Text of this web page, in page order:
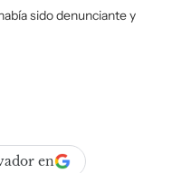
sido denunciante y
en